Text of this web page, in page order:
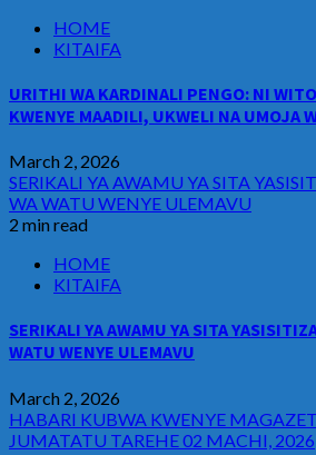
HOME
KITAIFA
URITHI WA KARDINALI PENGO: NI
KWENYE MAADILI, UKWELI NA UMOJA
March 2, 2026
SERIKALI YA AWAMU YA SITA
WA WATU WENYE ULEMAVU
2 min read
HOME
KITAIFA
SERIKALI YA AWAMU YA SITA
WATU WENYE ULEMAVU
March 2, 2026
HABARI KUBWA KWENYE
JUMATATU TAREHE 02 MACHI, 2026